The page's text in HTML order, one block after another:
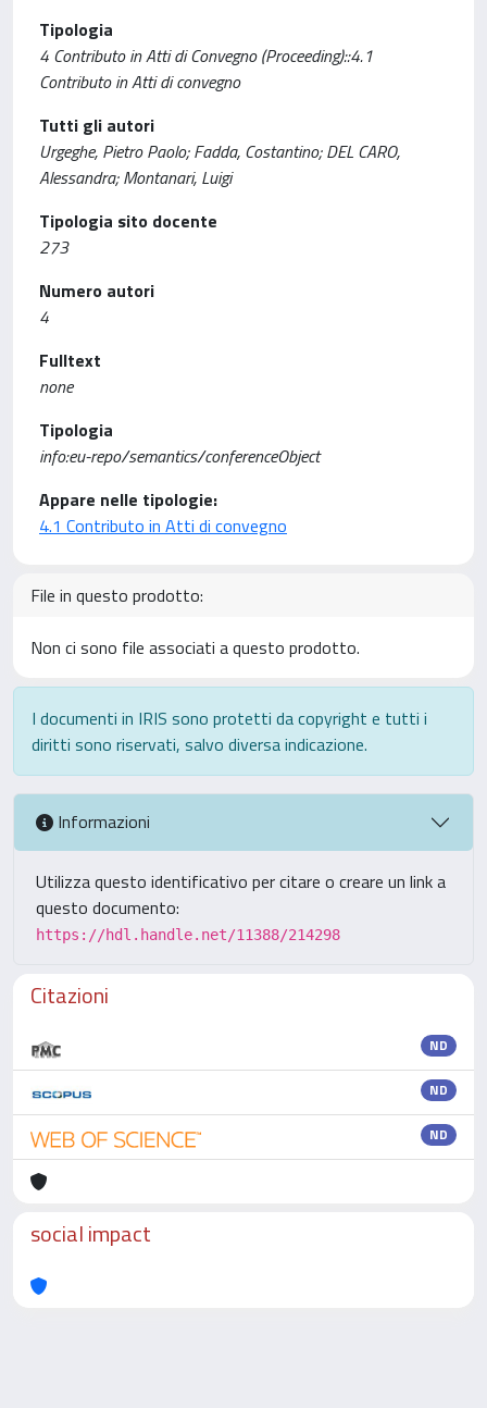
Tipologia
4 Contributo in Atti di Convegno (Proceeding)::4.1
Contributo in Atti di convegno
Tutti gli autori
Urgeghe, Pietro Paolo; Fadda, Costantino; DEL CARO,
Alessandra; Montanari, Luigi
Tipologia sito docente
273
Numero autori
4
Fulltext
none
Tipologia
info:eu-repo/semantics/conferenceObject
Appare nelle tipologie:
4.1 Contributo in Atti di convegno
File in questo prodotto:
Non ci sono file associati a questo prodotto.
I documenti in IRIS sono protetti da copyright e tutti i
diritti sono riservati, salvo diversa indicazione.
Informazioni
Utilizza questo identificativo per citare o creare un link a
questo documento:
https://hdl.handle.net/11388/214298
Citazioni
ND
ND
ND
social impact